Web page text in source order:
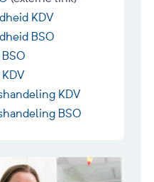
KDV
BSO
KDV
BSO